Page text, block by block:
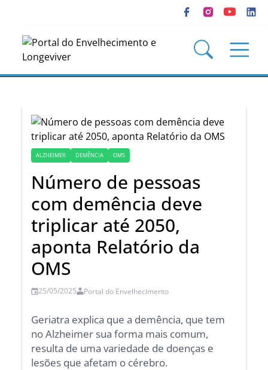
ALZHEIMER DEMÊNCIA OMS
Número de pessoas
com demência deve
triplicar até 2050,
aponta Relatório da
OMS
25/05/2025 Portal do Envelhecimento
Geriatra explica que a demência, que tem
no Alzheimer sua forma mais comum,
resulta de uma variedade de doenças e
lesões que afetam o cérebro.